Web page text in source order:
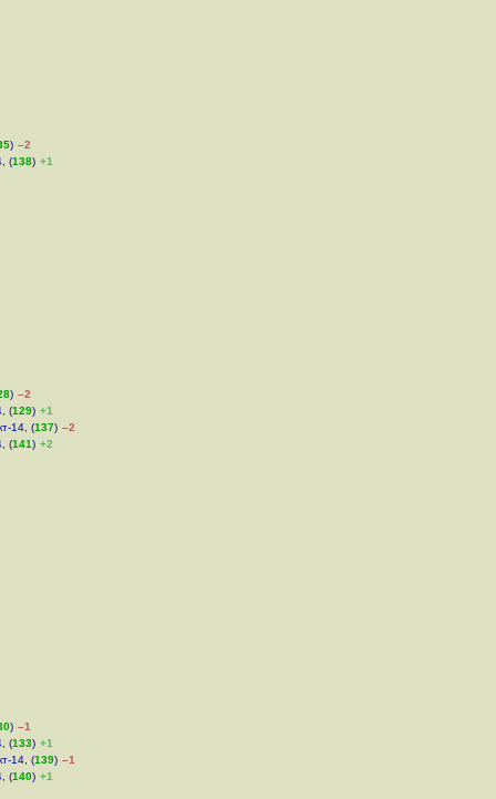
) –2
(138) +1
) –2
(129) +1
14, (137) –2
(141) +2
) –1
(133) +1
14, (139) –1
(140) +1